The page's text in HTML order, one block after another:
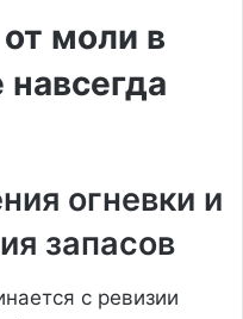
моли в
навсегда
огневки и
запасов
с ревизии